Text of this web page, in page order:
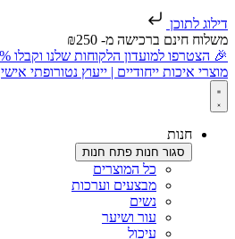
דילוג לתוכן
משלוח חינם ברכישה מ- ₪250
🎉 הצטרפו למועדון הלקוחות שלנו וקבלו 10% הנחה
מוצרי איכות ייחודיים | ייעוץ נטורופתי אישי
חנות
סגור חנות פתח חנות
כל המוצרים
מבצעים וערכות
נשים
עור ושיער
עיכול